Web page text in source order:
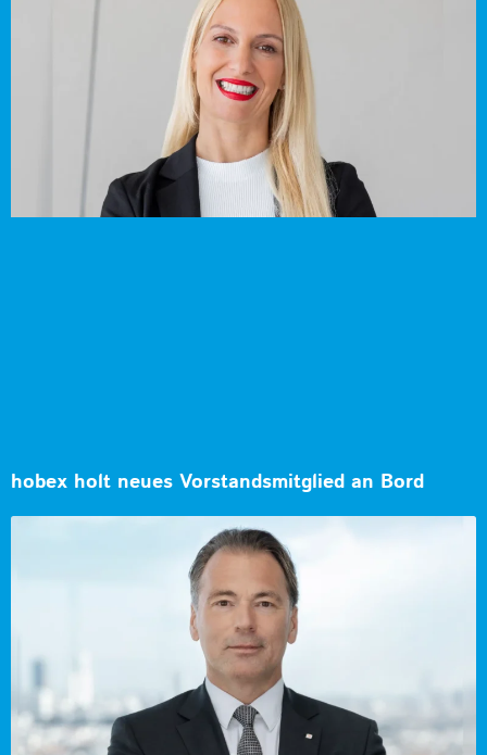
hobex holt neues Vorstandsmitglied an Bord